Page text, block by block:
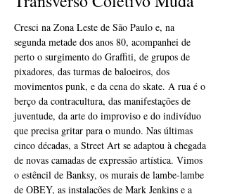
Cresci na Zona Leste de São Paulo e, na
segunda metade dos anos 80, acompanhei de
perto o surgimento do Graffiti, de grupos de
pixadores, das turmas de baloeiros, dos
movimentos punk, e da cena do skate. A rua é o
berço da contracultura, das manifestações de
juventude, da arte do improviso e do indivíduo
que precisa gritar para o mundo. Nas últimas
cinco décadas, a Street Art se adaptou à chegada
de novas camadas de expressão artística. Vimos
o estêncil de Banksy, os murais de lambe-lambe
de OBEY, as instalações de Mark Jenkins e a